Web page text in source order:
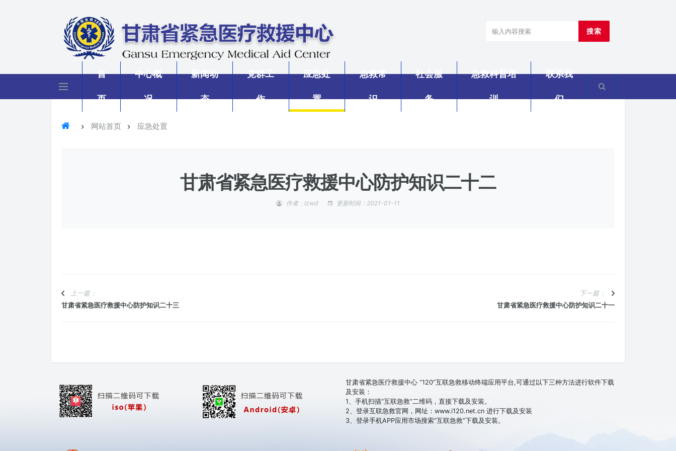
搜索
首
页
中心概
况
新闻动
态
党群工
作
应急处
置
急救常
识
社会服
务
急救科普培
训
联系我
们
网站首页 应急处置
甘肃省紧急医疗救援中心防护知识二十二
作者：lzwd 更新时间：2021-01-11
上一篇：
甘肃省紧急医疗救援中心防护知识二十三
下一篇：
甘肃省紧急医疗救援中心防护知识二十一
甘肃省紧急医疗救援中心 “120”互联急救移动终端应用平台,可通过以下三种方法进行软件下载
及安装：
1、手机扫描“互联急救”二维码，直接下载及安装。
2、登录互联急救官网，网址：www.i120.net.cn 进行下载及安装
3、登录手机APP应用市场搜索“互联急救”下载及安装。